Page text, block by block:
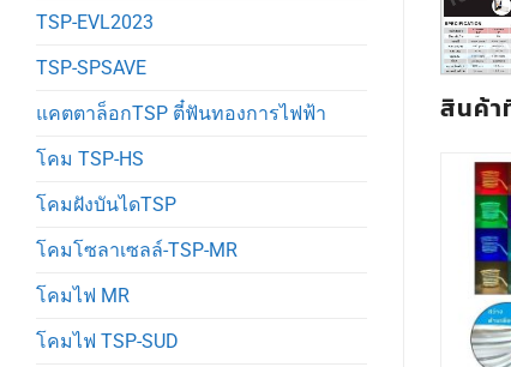
TSP-EVL2023
TSP-SPSAVE
แคตตาล็อกTSP ตี๋ฟันทองการไฟฟ้า
โคม TSP-HS
โคมฝังบันไดTSP
โคมโซลาเซลล์-TSP-MR
โคมไฟ MR
โคมไฟ TSP-SUD
สินค้า
ลดราคา!